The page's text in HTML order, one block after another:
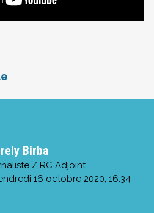
Birba
/ RC Adjoint
16 octobre 2020, 16:34